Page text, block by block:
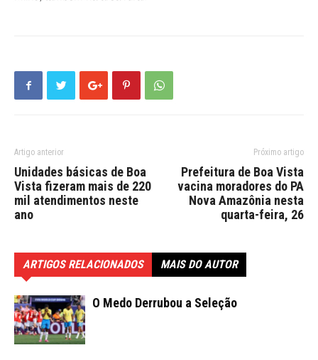
Artigo anterior
Unidades básicas de Boa
Vista fizeram mais de 220
mil atendimentos neste
ano
Próximo artigo
Prefeitura de Boa Vista
vacina moradores do PA
Nova Amazônia nesta
quarta-feira, 26
ARTIGOS RELACIONADOS MAIS DO AUTOR
O Medo Derrubou a Seleção